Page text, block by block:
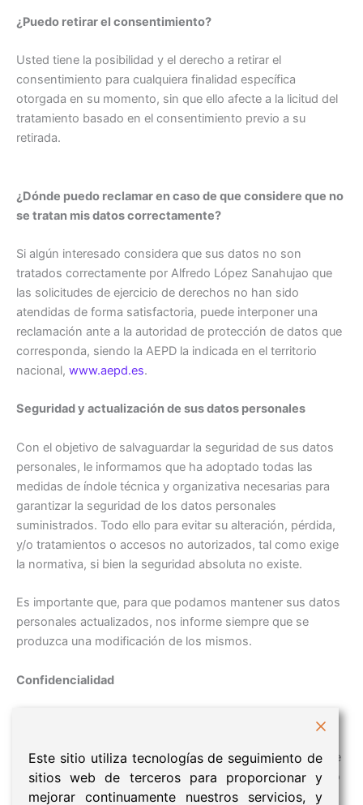
¿Puedo retirar el consentimiento?
Usted tiene la posibilidad y el derecho a retirar el
consentimiento para cualquiera finalidad específica
otorgada en su momento, sin que ello afecte a la licitud del
tratamiento basado en el consentimiento previo a su
retirada.
¿Dónde puedo reclamar en caso de que considere que no
se tratan mis datos correctamente?
Si algún interesado considera que sus datos no son
tratados correctamente por Alfredo López Sanahujao que
las solicitudes de ejercicio de derechos no han sido
atendidas de forma satisfactoria, puede interponer una
reclamación ante a la autoridad de protección de datos que
corresponda, siendo la AEPD la indicada en el territorio
nacional, www.aepd.es.
Seguridad y actualización de sus datos personales
Con el objetivo de salvaguardar la seguridad de sus datos
personales, le informamos que ha adoptado todas las
medidas de índole técnica y organizativa necesarias para
garantizar la seguridad de los datos personales
suministrados. Todo ello para evitar su alteración, pérdida,
y/o tratamientos o accesos no autorizados, tal como exige
la normativa, si bien la seguridad absoluta no existe.
Es importante que, para que podamos mantener sus datos
personales actualizados, nos informe siempre que se
produzca una modificación de los mismos.
Confidencialidad
ningún tercero sus datos, excepto en los casos legalmente
previstos, o salvo que el interesado nos hubiera autorizado
expresamente.
Este sitio utiliza tecnologías de seguimiento de
sitios web de terceros para proporcionar y
mejorar continuamente nuestros servicios, y